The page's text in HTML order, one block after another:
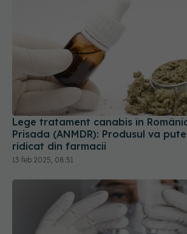
Lege tratament canabis în
Prisada (ANMDR): Produsul va
ridicat din farmacii
13 feb 2025, 08:51